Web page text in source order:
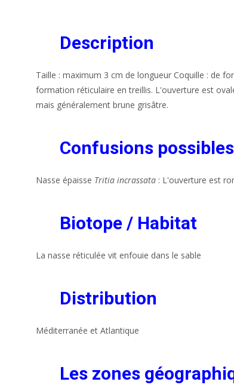
Description
Taille : maximum 3 cm de longueur Coquille : de
formation réticulaire en treillis. L'ouverture est
mais généralement brune grisâtre.
Confusions possibles
Nasse épaisse Tritia incrassata : L'ouverture est
Biotope / Habitat
La nasse réticulée vit enfouie dans le sable
Distribution
Méditerranée et Atlantique
Les zones